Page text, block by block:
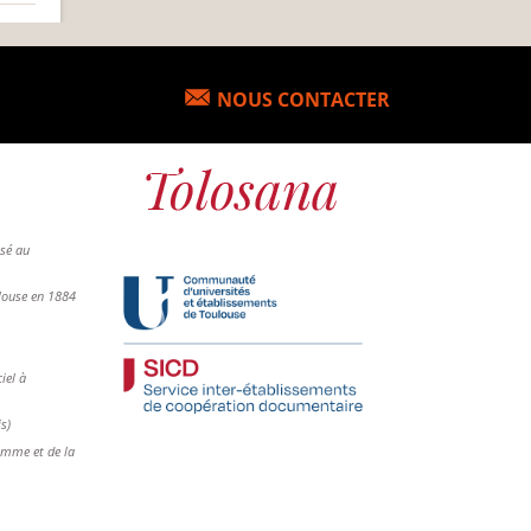
NOUS CONTACTER
au
en 1884
à
et de la